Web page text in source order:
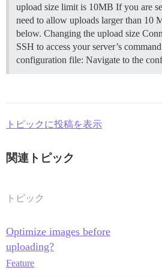
upload size limit is 10MB If you are
need to allow uploads larger than 10
below. Changing the upload size
SSH to access your server’s
configuration file: Navigate to the
トピックに投稿を表示
関連トピック
トピック
Optimize images before
uploading?
Feature